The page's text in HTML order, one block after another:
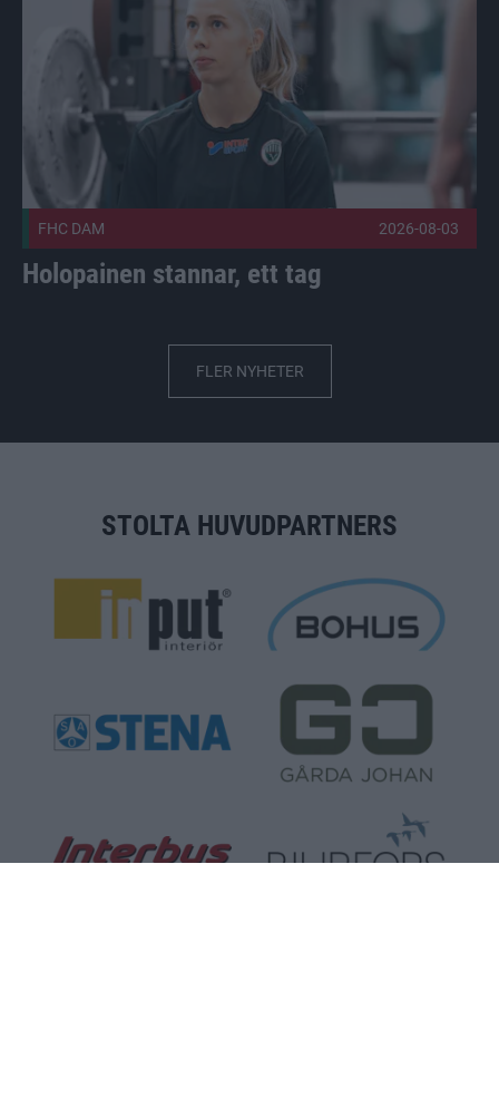
FHC DAM 2026-08-03
Holopainen stannar, ett tag
FLER NYHETER
STOLTA HUVUDPARTNERS